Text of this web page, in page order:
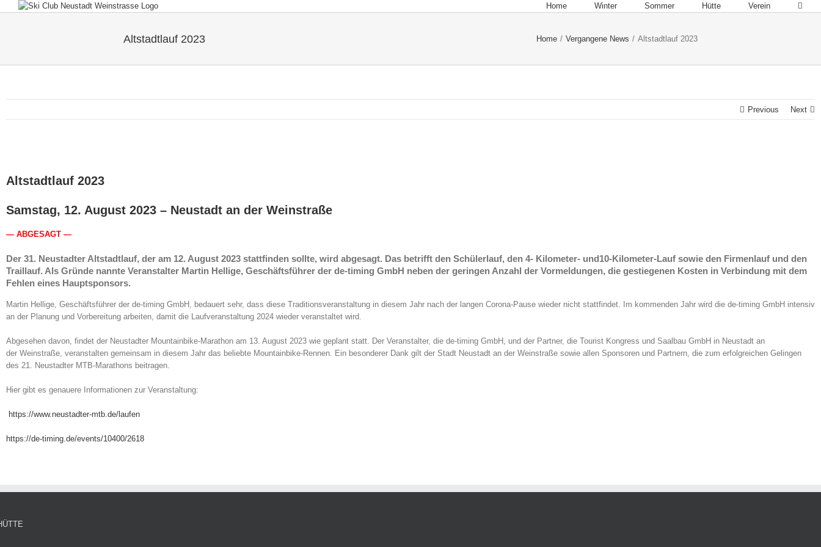
Home Winter Sommer Hütte Verein
Altstadtlauf 2023 Home / Vergangene News / Altstadtlauf 2023
Previous Next
Altstadtlauf 2023
Samstag, 12. August 2023 – Neustadt an der Weinstraße
— ABGESAGT —
Der 31. Neustadter Altstadtlauf, der am 12. August 2023 stattfinden sollte, wird abgesagt. Das betrifft den Schülerlauf, den 4- Kilometer- und10-Kilometer-Lauf sowie den Firmenlauf und den
Traillauf. Als Gründe nannte Veranstalter Martin Hellige, Geschäftsführer der de-timing GmbH neben der geringen Anzahl der Vormeldungen, die gestiegenen Kosten in Verbindung mit dem
Fehlen eines Hauptsponsors.
Martin Hellige, Geschäftsführer der de-timing GmbH, bedauert sehr, dass diese Traditionsveranstaltung in diesem Jahr nach der langen Corona-Pause wieder nicht stattfindet. Im kommenden Jahr wird die de-timing GmbH intensiv
an der Planung und Vorbereitung arbeiten, damit die Laufveranstaltung 2024 wieder veranstaltet wird.
Abgesehen davon, findet der Neustadter Mountainbike-Marathon am 13. August 2023 wie geplant statt. Der Veranstalter, die de-timing GmbH, und der Partner, die Tourist Kongress und Saalbau GmbH in Neustadt an
der Weinstraße, veranstalten gemeinsam in diesem Jahr das beliebte Mountainbike-Rennen. Ein besonderer Dank gilt der Stadt Neustadt an der Weinstraße sowie allen Sponsoren und Partnern, die zum erfolgreichen Gelingen
des 21. Neustadter MTB-Marathons beitragen.
Hier gibt es genauere Informationen zur Veranstaltung:
https://www.neustadter-mtb.de/laufen
https://de-timing.de/events/10400/2618